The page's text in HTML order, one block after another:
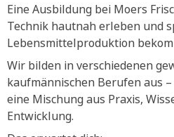
Eine Ausbildung bei Moers
Technik hautnah erleben und
Lebensmittelproduktion
Wir bilden in verschiedenen
kaufmännischen Berufen aus
eine Mischung aus Praxis,
Entwicklung.